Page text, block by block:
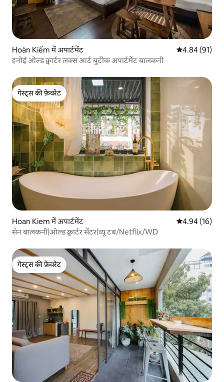
Hoàn Kiếm में अपार्टमेंट औसत रेटिंग 5 में
4.84 (91)
हनोई ओल्ड क्वार्टर लक्स आर्ट बुटीक अपार्टमेंट बालकनी
गेस्ट्स की फ़ेवरेट
गेस्ट्स की फ़ेवरेट
Hoan Kiem में अपार्टमेंट औसत रेटिंग 5 में
4.94 (16)
सेन बालकनी|ओल्ड क्वार्टर सेंटर|व्यू टब/Netflix/WD
गेस्ट्स की फ़ेवरेट
गेस्ट्स की फ़ेवरेट